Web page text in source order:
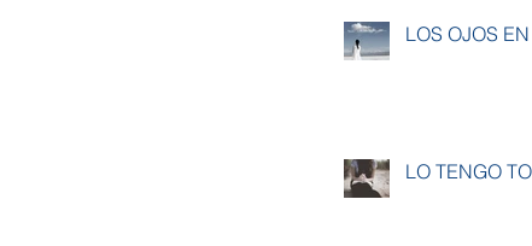
LOS OJOS
LO TENGO